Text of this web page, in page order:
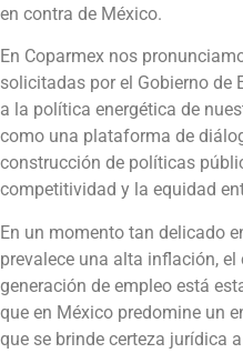
en contra de México.
En Coparmex nos
solicitadas por el Gobierno de
a la política energética de
como una plataforma de
construcción de políticas
competitividad y la equidad
En un momento tan delicado
prevalece una alta inflación,
generación de empleo está
que en México predomine un
que se brinde certeza jurídica